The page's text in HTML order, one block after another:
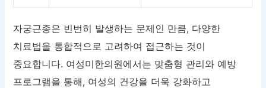
자궁근종은 빈번히 발생하는 문제인 만큼, 다양한
치료법을 통합적으로 고려하여 접근하는 것이
중요합니다. 여성미한의원에서는 맞춤형 관리와 예방
프로그램을 통해, 여성의 건강을 더욱 강화하고